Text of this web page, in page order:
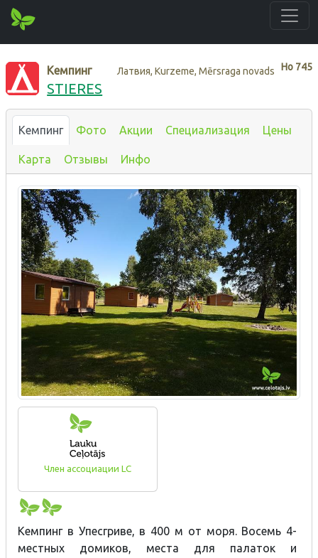
Нo 745
Кемпинг Латвия, Kurzeme, Mērsraga novads
STIERES
Кемпинг Фото Акции Специализация Цены
Карта Отзывы Инфо
Член ассоциации LC
Кемпинг в Упесгриве, в 400 м от моря. Восемь 4-
местных домиков, места для палаток и